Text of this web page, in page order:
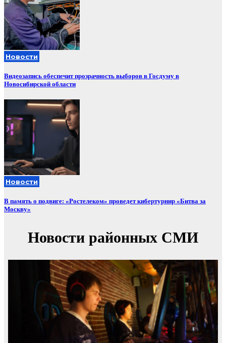
Новости
Видеозапись обеспечит прозрачность выборов в Госдуму в
Новосибирской области
Новости
В память о подвиге: «Ростелеком» проведет кибертурнир «Битва за
Москву»